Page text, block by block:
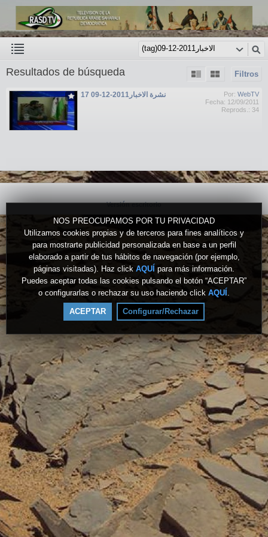
NOS PREOCUPAMOS POR TU PRIVACIDAD
Utilizamos cookies propias y de terceros para fines analíticos y
para mostrarte publicidad personalizada en base a un perfil
elaborado a partir de tus hábitos de navegación (por ejemplo,
páginas visitadas). Haz click AQUÍ para más información.
Puedes aceptar todas las cookies pulsando el botón “ACEPTAR”
o configurarlas o rechazar su uso haciendo click AQUÍ .
ACEPTAR Configurar/Rechazar
Filtros
Resultados de búsqueda
Por: WebTV
Fecha: 12/09/2011
Reprods.: 34
نشرة الاخبار2011-12-09 17
Versión escritorio